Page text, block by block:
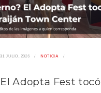
31 JULIO, 2026 NOTICIA
Adopta Fest